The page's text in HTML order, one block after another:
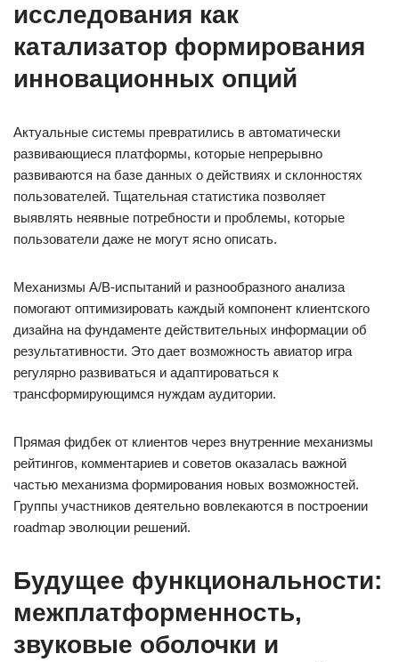
исследования как
катализатор формирования
инновационных опций
Актуальные системы превратились в автоматически
развивающиеся платформы, которые непрерывно
развиваются на базе данных о действиях и склонностях
пользователей. Тщательная статистика позволяет
выявлять неявные потребности и проблемы, которые
пользователи даже не могут ясно описать.
Механизмы A/B-испытаний и разнообразного анализа
помогают оптимизировать каждый компонент клиентского
дизайна на фундаменте действительных информации об
результативности. Это дает возможность авиатор игра
регулярно развиваться и адаптироваться к
трансформирующимся нуждам аудитории.
Прямая фидбек от клиентов через внутренние механизмы
рейтингов, комментариев и советов оказалась важной
частью механизма формирования новых возможностей.
Группы участников деятельно вовлекаются в построении
roadmap эволюции решений.
Будущее функциональности:
межплатформенность,
звуковые оболочки и